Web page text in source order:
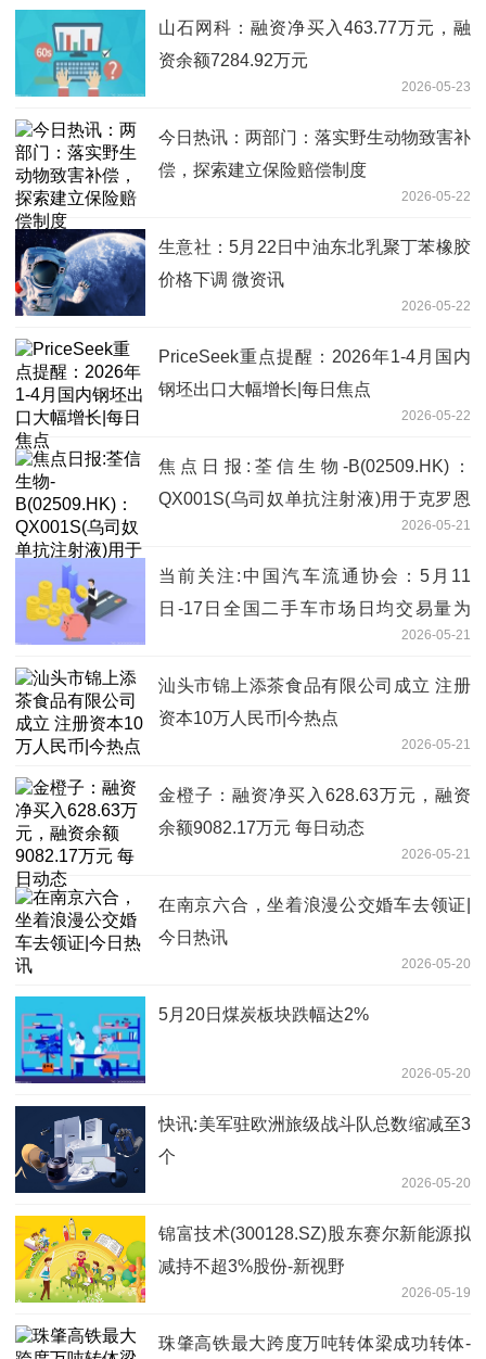
山石网科：融资净买入463.77万元，融
资余额7284.92万元
2026-05-23
今日热讯：两部门：落实野生动物致害补
偿，探索建立保险赔偿制度
2026-05-22
生意社：5月22日中油东北乳聚丁苯橡胶
价格下调 微资讯
2026-05-22
PriceSeek重点提醒：2026年1-4月国内
钢坯出口大幅增长|每日焦点
2026-05-22
焦点日报:荃信生物-B(02509.HK)：
QX001S(乌司奴单抗注射液)用于克罗恩
病的上市许可申请和补充申请获得批准
2026-05-21
当前关注:中国汽车流通协会：5月11
日-17日全国二手车市场日均交易量为
2026-05-21
汕头市锦上添茶食品有限公司成立 注册
资本10万人民币|今热点
2026-05-21
金橙子：融资净买入628.63万元，融资
余额9082.17万元 每日动态
2026-05-21
在南京六合，坐着浪漫公交婚车去领证|
今日热讯
2026-05-20
5月20日煤炭板块跌幅达2%
2026-05-20
快讯:美军驻欧洲旅级战斗队总数缩减至3
个
2026-05-20
锦富技术(300128.SZ)股东赛尔新能源拟
减持不超3%股份-新视野
2026-05-19
珠肇高铁最大跨度万吨转体梁成功转体-